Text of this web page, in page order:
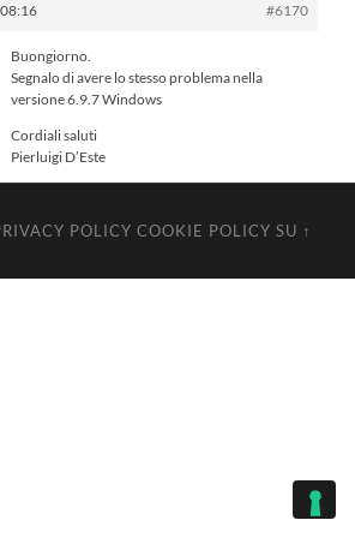
#6170
Buongiorno.
Segnalo di avere lo stesso problema nella
versione 6.9.7 Windows
Cordiali saluti
Pierluigi D’Este
POLICY COOKIE POLICY SU ↑